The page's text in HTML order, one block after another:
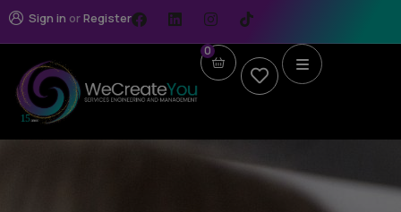
Sign in orRegister
0